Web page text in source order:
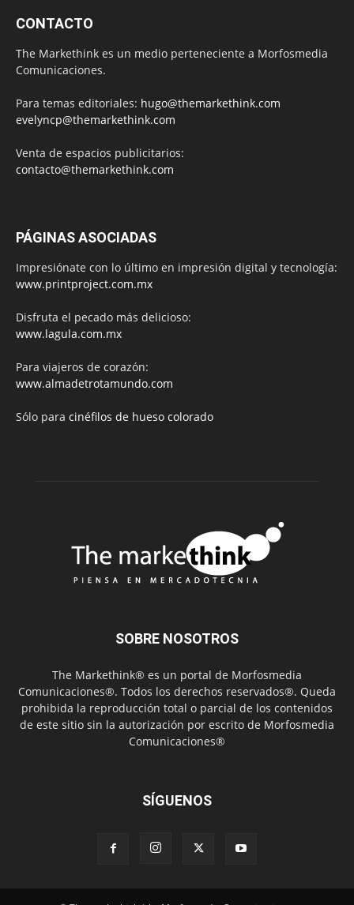
CONTACTO
The Markethink es un medio perteneciente a Morfosmedia
Comunicaciones.
Para temas editoriales: hugo@themarkethink.com
evelyncp@themarkethink.com
Venta de espacios publicitarios:
contacto@themarkethink.com
PÁGINAS ASOCIADAS
Impresiónate con lo último en impresión digital y tecnología:
www.printproject.com.mx
Disfruta el pecado más delicioso:
www.lagula.com.mx
Para viajeros de corazón:
www.almadetrotamundo.com
Sólo para cinéfilos de hueso colorado
SOBRE NOSOTROS
The Markethink® es un portal de Morfosmedia
Comunicaciones®. Todos los derechos reservados®. Queda
prohibida la reproducción total o parcial de los contenidos
de este sitio sin la autorización por escrito de Morfosmedia
Comunicaciones®
SÍGUENOS